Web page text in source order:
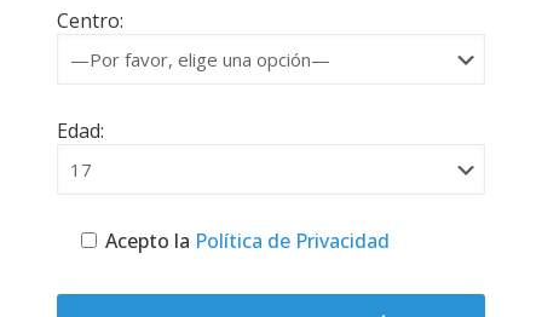
Centro:
Edad:
Acepto la Política de Privacidad